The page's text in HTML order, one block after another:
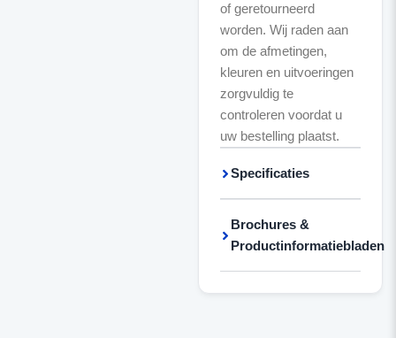
of geretourneerd
worden. Wij raden aan
om de afmetingen,
kleuren en uitvoeringen
zorgvuldig te
controleren voordat u
uw bestelling plaatst.
Specificaties
Brochures &
Productinformatiebladen